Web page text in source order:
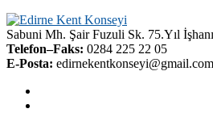
Sabuni Mh. Şair Fuzuli Sk. 75.Yıl
Telefon–Faks: 0284 225 22 05
E-Posta: edirnekentkonseyi@gmail.com